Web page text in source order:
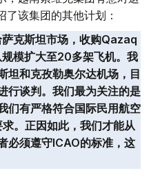
该集团的其他计划：
克斯坦市场，收购Qazaq
模扩大至20多架飞机。我
坦和克孜勒奥尔达机场，目
行谈判。我们最为关注的是
们有严格符合国际民用航空
。正因如此，我们才能从
必须遵守ICAO的标准，这